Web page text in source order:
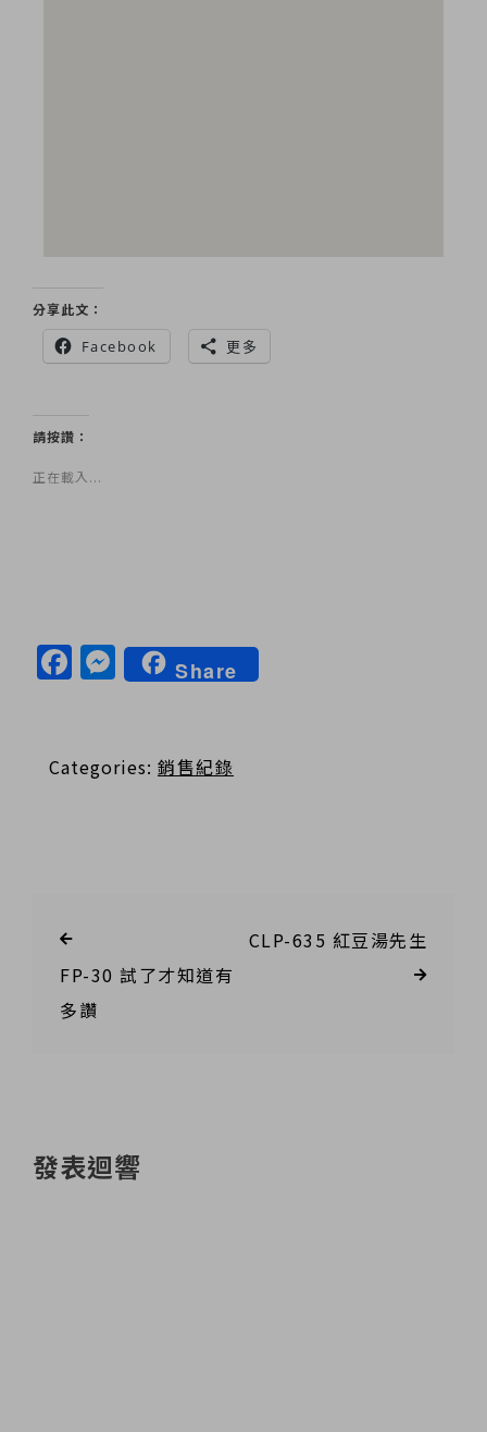
分享此文：
Facebook 更多
請按讚：
正在載入...
Facebook
Messenger
Share
Categories: 銷售紀錄
FP-30 試了才知道有
多讚
CLP-635 紅豆湯先生
發表迴響